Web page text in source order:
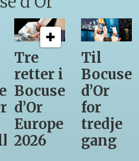
Tre
retter i
Bocuse
d’Or
Europe
2026
Til
Bocuse
d’Or
for
tredje
gang